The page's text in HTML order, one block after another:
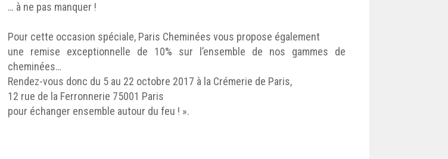
… à ne pas manquer !
Pour cette occasion spéciale, Paris Cheminées vous propose également
une remise exceptionnelle de 10% sur l’ensemble de nos gammes de
cheminées…
Rendez-vous donc du 5 au 22 octobre 2017 à la Crémerie de Paris,
12 rue de la Ferronnerie 75001 Paris
pour échanger ensemble autour du feu ! ».